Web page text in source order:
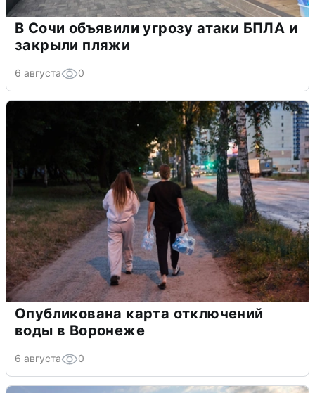
В Сочи объявили угрозу атаки БПЛА и
закрыли пляжи
6 августа 0
Опубликована карта отключений
воды в Воронеже
6 августа 0